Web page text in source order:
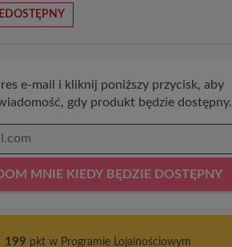
e-mail i kliknij poniższy przycisk, aby
gdy produkt będzie dostępny.
MNIE KIEDY BĘDZIE DOSTĘPNY
199 pkt w Programie Lojalnościowym